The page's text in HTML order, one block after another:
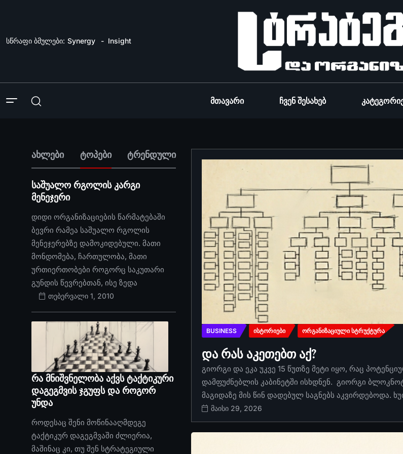
სწრაფი ბმულები: Synergy Insight
Მთავარი Ჩვენ Შესახებ
ახლები ტოპები ტრენდული
საშუალო რგოლის კარგი
მენეჯერი
დიდი ორგანიზაციების წარმატებაში
ბევრი რამეა საშუალო რგოლის
მენეჯერებზე დამოკიდებული. მათი
მონდომება, ჩართულობა, მათი
ურთიერთობები როგორც საკუთარი
გუნდის წევრებთან, ისე ზედა
თებერვალი 1, 2010
რა მნიშვნელობა აქვს ტაქტიკური
დაგეგმვის ჯგუფს და როგორ
უნდა
როდესაც შენი მოწინააღმდეგე
ტაქტიკურ დაგეგმვაში ძლიერია,
მაშინაც კი, თუ შენ სტრატეგიული
BUSINESS ᲘᲡᲢᲝᲠᲘᲔᲑᲘ ᲝᲠᲒᲐᲜᲘᲖᲐᲪᲘᲣᲚᲘ ᲡᲢᲠᲣᲥᲢᲣᲠᲐ
და რას აკეთებთ აქ?
გიორგი და ეკა უკვე 15 წუთზე მეტი იყო, რაც
დამფუძნებლის კაბინეტში ისხდნენ. გიორგი
მაგიდაზე მის წინ დადებულ საგნებს აკვირდებოდა.
მაისი 29, 2026